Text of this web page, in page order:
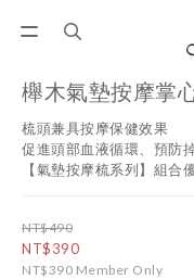
櫸木氣墊按摩掌
梳頭兼具按摩保健效果
促進頭部血液循環、預防
【氣墊按摩梳系列】組
NT$490
NT$390
NT$390 Member Only